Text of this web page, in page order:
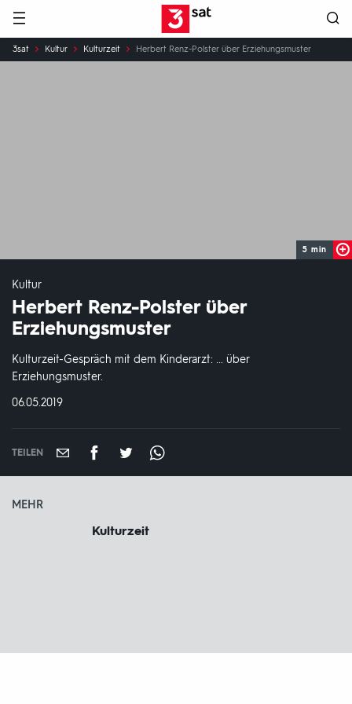
Hauptnavigation 3SAT
Sie
sind
3sat Kultur Kulturzeit Herbert Renz-Polster über Erziehungsmuster
5 min
Kultur
Herbert Renz-Polster über
Erziehungsmuster
Kulturzeit-Gespräch mit dem Kinderarzt: ... über
Erziehungsmuster.
DATUM:
06.05.2019
TEILEN
MEHR
Kulturzeit